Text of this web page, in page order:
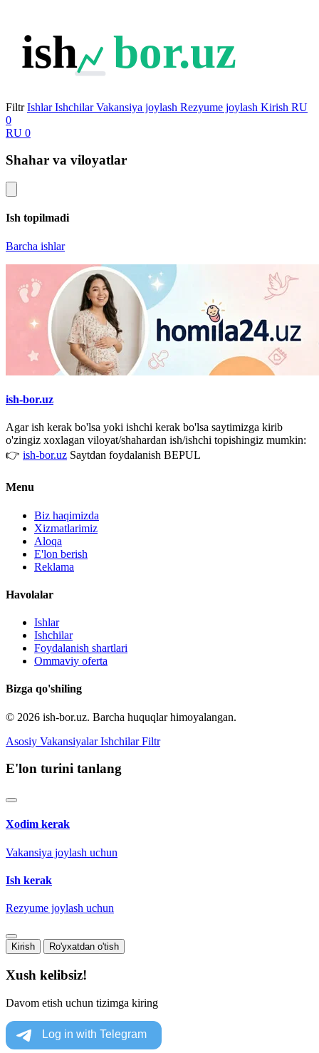
ish bor.uz
Filtr Ishlar Ishchilar Vakansiya joylash Rezyume joylash Kirish RU
0
RU 0
Shahar va viloyatlar
Ish topilmadi
Barcha ishlar
ish-bor.uz
Agar ish kerak bo'lsa yoki ishchi kerak bo'lsa saytimizga kirib
o'zingiz xoxlagan viloyat/shahardan ish/ishchi topishingiz mumkin:
👉 ish-bor.uz Saytdan foydalanish BEPUL
Menu
Biz haqimizda
Xizmatlarimiz
Aloqa
E'lon berish
Reklama
Havolalar
Ishlar
Ishchilar
Foydalanish shartlari
Ommaviy oferta
Bizga qo'shiling
© 2026 ish-bor.uz. Barcha huquqlar himoyalangan.
Asosiy Vakansiyalar Ishchilar Filtr
E'lon turini tanlang
Xodim kerak
Vakansiya joylash uchun
Ish kerak
Rezyume joylash uchun
Kirish Ro'yxatdan o'tish
Xush kelibsiz!
Davom etish uchun tizimga kiring